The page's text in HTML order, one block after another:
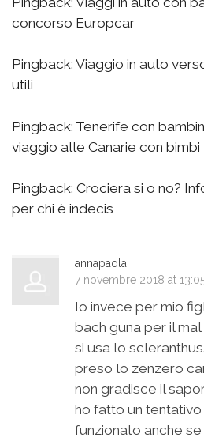
concorso Europcar
Pingback: Viaggio in auto
utili
Pingback: Tenerife con
viaggio alle Canarie con bimbi
Pingback: Crociera si o no?
per chi è indecis
annapaola
7 novembre 2018 at
Io invece per mio
bach guna per il
si usa lo
preso lo zenzero
non gradisce il
ho fatto un tentativo
funzionato anche